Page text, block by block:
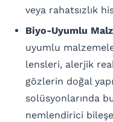
veya rahatsızlık
Biyo-Uyumlu
uyumlu
lensleri, alerjik
gözlerin doğal
solüsyonlarında
nemlendirici